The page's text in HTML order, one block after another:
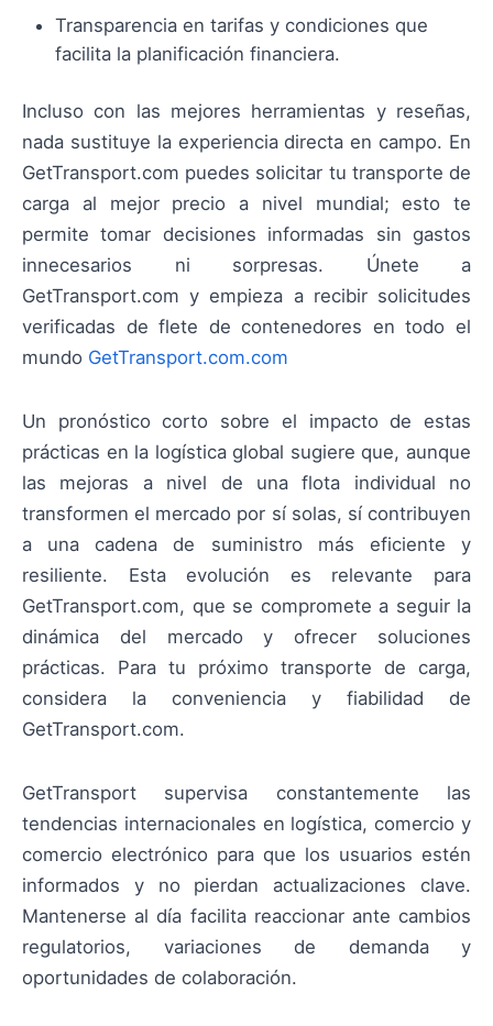
Transparencia en tarifas y condiciones que
facilita la planificación financiera.
Incluso con las mejores herramientas y reseñas,
nada sustituye la experiencia directa en campo. En
GetTransport.com puedes solicitar tu transporte de
carga al mejor precio a nivel mundial; esto te
permite tomar decisiones informadas sin gastos
innecesarios ni sorpresas. Únete a
GetTransport.com y empieza a recibir solicitudes
verificadas de flete de contenedores en todo el
mundo GetTransport.com.com
Un pronóstico corto sobre el impacto de estas
prácticas en la logística global sugiere que, aunque
las mejoras a nivel de una flota individual no
transformen el mercado por sí solas, sí contribuyen
a una cadena de suministro más eficiente y
resiliente. Esta evolución es relevante para
GetTransport.com, que se compromete a seguir la
dinámica del mercado y ofrecer soluciones
prácticas. Para tu próximo transporte de carga,
considera la conveniencia y fiabilidad de
GetTransport.com.
GetTransport supervisa constantemente las
tendencias internacionales en logística, comercio y
comercio electrónico para que los usuarios estén
informados y no pierdan actualizaciones clave.
Mantenerse al día facilita reaccionar ante cambios
regulatorios, variaciones de demanda y
oportunidades de colaboración.